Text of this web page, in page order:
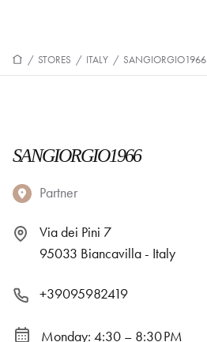
/ STORES / ITALY / SANGIORGIO1966
SANGIORGIO1966
Partner
Via dei Pini 7
95033 Biancavilla - Italy
+39095982419
Monday: 4:30 – 8:30 PM